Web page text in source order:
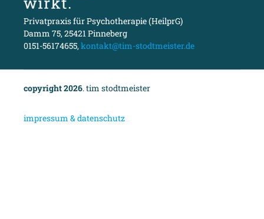
Privatpraxis für Psychotherapie (HeilprG)
Damm 75, 25421 Pinneberg
0151-56174655,kontakt@tim-stodtmeister.de
copyright 2026. tim stodtmeister
impressum & datenschutz